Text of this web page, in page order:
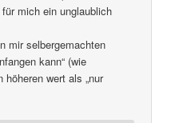
mich ein unglaublich
mir selbergemachten
kann“ (wie
wert als „nur